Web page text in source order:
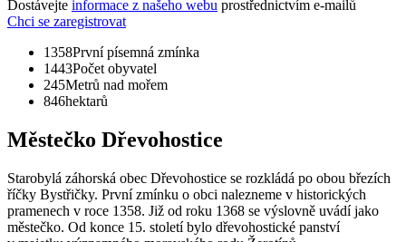
Dostávejte informace z našeho webu prostřednictvím e-mailů
Chci se zaregistrovat
1358První písemná zmínka
1443Počet obyvatel
245Metrů nad mořem
846hektarů
Městečko Dřevohostice
Starobylá záhorská obec Dřevohostice se rozkládá po obou březích
říčky Bystřičky. První zmínku o obci nalezneme v historických
pramenech v roce 1358. Již od roku 1368 se výslovně uvádí jako
městečko. Od konce 15. století bylo dřevohostické panství